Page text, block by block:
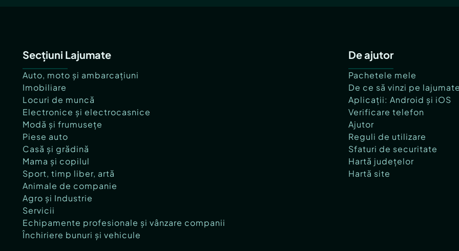
Secțiuni Lajumate
Auto, moto și ambarcațiuni
Imobiliare
Locuri de muncă
Electronice și electrocasnice
Modă și frumusețe
Piese auto
Casă și grădină
Mama și copilul
Sport, timp liber, artă
Animale de companie
Agro și Industrie
Servicii
Echipamente profesionale și vânzare companii
Închiriere bunuri și vehicule
De ajutor
Pachetele mele
De ce să vinzi pe
Aplicații: Android și iOS
Verificare telefon
Ajutor
Reguli de utilizare
Sfaturi de securitate
Hartă județelor
Hartă site